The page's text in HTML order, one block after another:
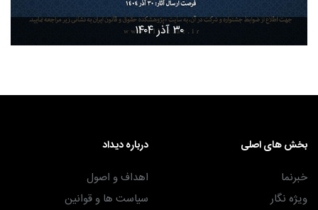
۳۰ آذر ۱۴۰۴
بخش های اصلی
خبرنما
ویژه نگار
درباره دیداد
اهداف و اصول
سیاست ها و قوانین